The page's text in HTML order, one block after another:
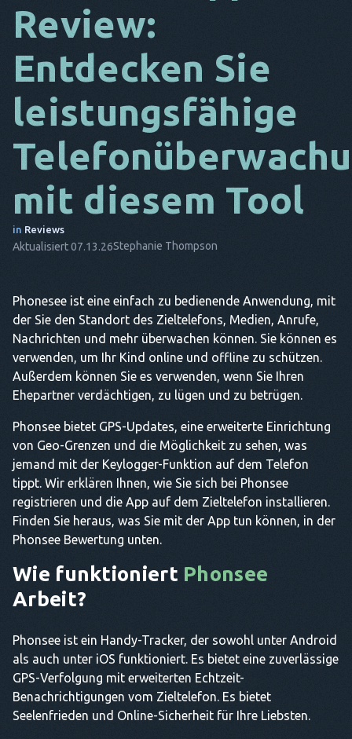
FR
NL
TR
PT
Review:
Entdecken Sie
leistungsfähige
mit diesem Tool
in Reviews
Aktualisiert 07.13.26Stephanie Thompson
Phonesee ist eine einfach zu bedienende Anwendung, mit
der Sie den Standort des Zieltelefons, Medien, Anrufe,
Nachrichten und mehr überwachen können. Sie können es
verwenden, um Ihr Kind online und offline zu schützen.
Außerdem können Sie es verwenden, wenn Sie Ihren
Ehepartner verdächtigen, zu lügen und zu betrügen.
Phonsee bietet GPS-Updates, eine erweiterte Einrichtung
von Geo-Grenzen und die Möglichkeit zu sehen, was
jemand mit der Keylogger-Funktion auf dem Telefon
tippt. Wir erklären Ihnen, wie Sie sich bei Phonsee
registrieren und die App auf dem Zieltelefon installieren.
Finden Sie heraus, was Sie mit der App tun können, in der
Phonsee Bewertung unten.
Wie funktioniert Phonsee
Arbeit?
Phonsee ist ein Handy-Tracker, der sowohl unter Android
als auch unter iOS funktioniert. Es bietet eine zuverlässige
GPS-Verfolgung mit erweiterten Echtzeit-
Benachrichtigungen vom Zieltelefon. Es bietet
Seelenfrieden und Online-Sicherheit für Ihre Liebsten.